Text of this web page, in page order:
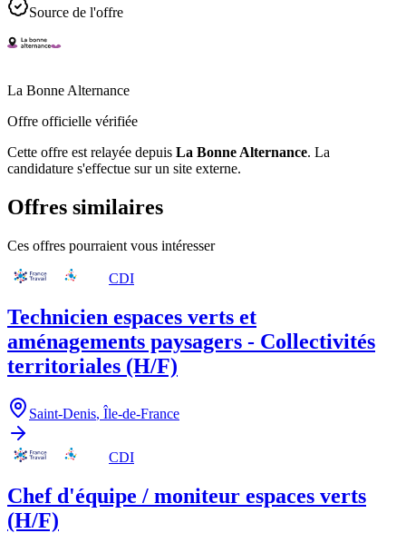
Source de l'offre
La Bonne Alternance
Offre officielle vérifiée
Cette offre est relayée depuis La Bonne Alternance. La
candidature s'effectue sur un site externe.
Offres similaires
Ces offres pourraient vous intéresser
CDI
Technicien espaces verts et
aménagements paysagers - Collectivités
territoriales (H/F)
Saint-Denis, Île-de-France
CDI
Chef d'équipe / moniteur espaces verts
(H/F)